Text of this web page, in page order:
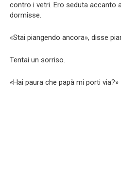
contro i vetri. Ero seduta accanto
dormisse.
«Stai piangendo ancora», disse
Tentai un sorriso.
«Hai paura che papà mi porti via?»